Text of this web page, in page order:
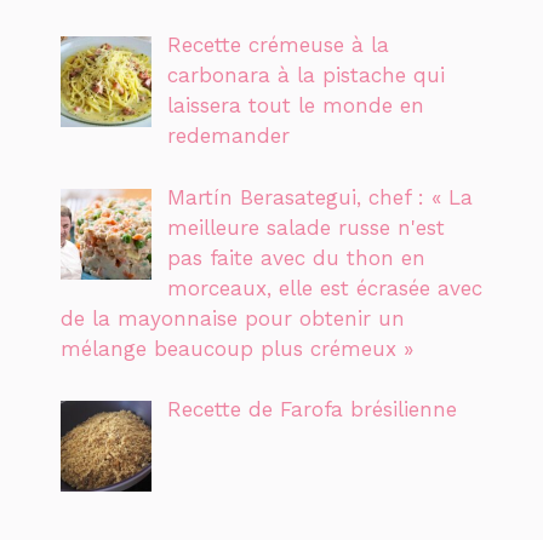
Recette crémeuse à la
carbonara à la pistache qui
laissera tout le monde en
redemander
Martín Berasategui, chef : « La
meilleure salade russe n'est
pas faite avec du thon en
morceaux, elle est écrasée avec
de la mayonnaise pour obtenir un
mélange beaucoup plus crémeux »
Recette de Farofa brésilienne